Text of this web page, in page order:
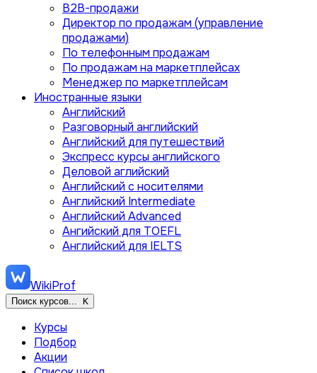
B2B-продажи
Директор по продажам (управление
продажами)
По телефонным продажам
По продажам на маркетплейсах
Менеджер по маркетплейсам
Иностранные языки
Английский
Разговорный английский
Английский для путешествий
Экспресс курсы английского
Деловой аглийский
Английский с носителями
Английский Intermediate
Английский Advanced
Ангийский для TOEFL
Английский для IELTS
WikiProf
Поиск курсов... K
Курсы
Подбор
Акции